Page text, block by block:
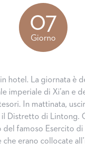
07
Giorno
hotel. La giornata è
imperiale di Xi’an e
In mattinata,
Distretto di Lintong.
famoso Esercito di
che erano collocate